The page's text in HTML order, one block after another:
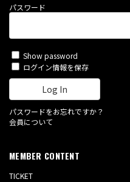
パスワード
Show password
ログイン情報を保存
パスワードをお忘れですか？
会員について
MEMBER CONTENT
TICKET